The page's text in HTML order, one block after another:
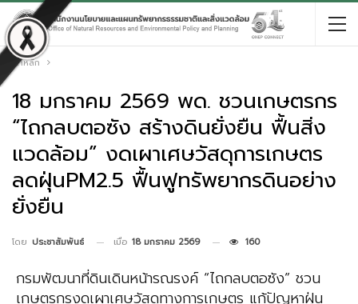
หน้าหลัก
18 มกราคม 2569 พด. ชวนเกษตรกร
“ไถกลบตอซัง สร้างดินยั่งยืน ฟื้นสิ่ง
แวดล้อม” งดเผาเศษวัสดุการเกษตร
ลดฝุ่นPM2.5 ฟื้นฟูทรัพยากรดินอย่าง
ยั่งยืน
โดย ประชาสัมพันธ์ เมื่อ 18 มกราคม 2569 160
กรมพัฒนาที่ดินเดินหน้ารณรงค์ “ไถกลบตอซัง” ชวน
เกษตรกรงดเผาเศษวัสดุทางการเกษตร แก้ปัญหาฝุ่น